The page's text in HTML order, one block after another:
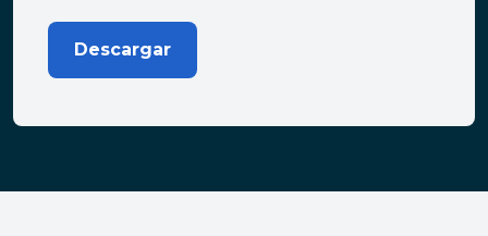
Descargar